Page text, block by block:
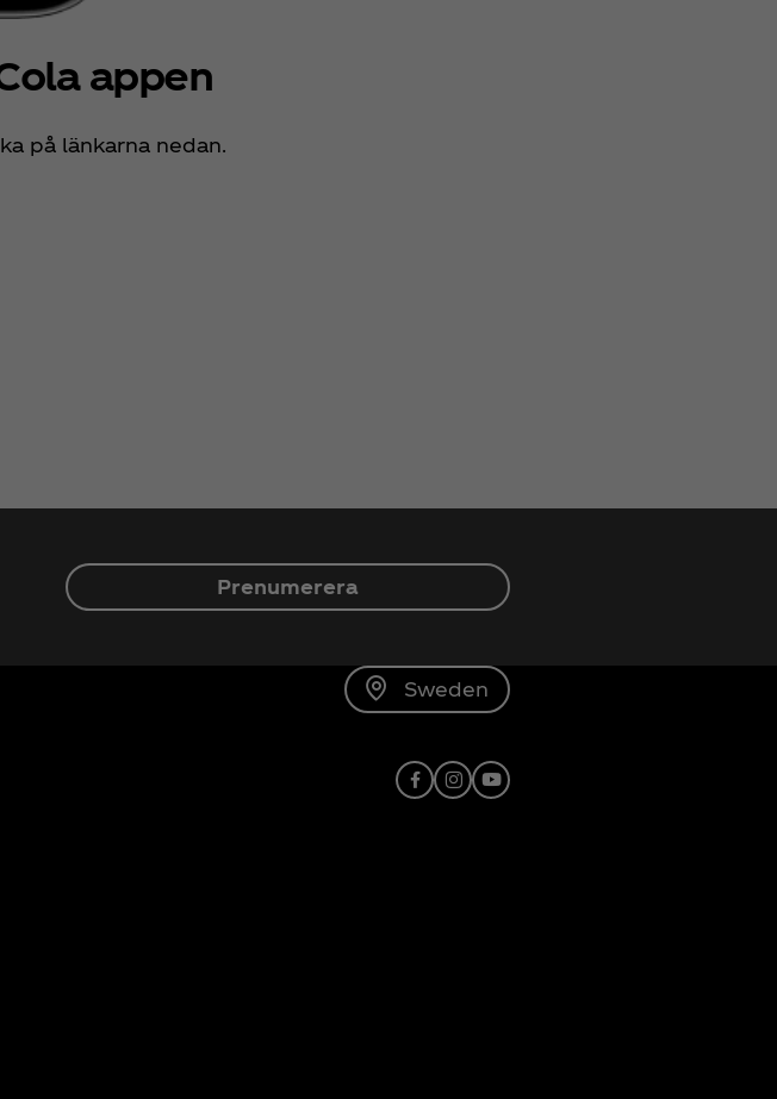
appen
på länkarna nedan.
Prenumerera
Sweden
Facebook
Instagram
X